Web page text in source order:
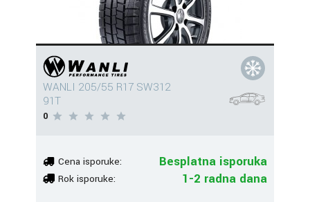
WANLI 205/55 R17 SW312
91T
0
Cena isporuke: Besplatna isporuka
Rok isporuke: 1-2 radna dana